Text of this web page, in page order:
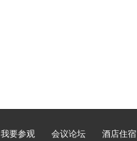
我要参观 会议论坛 酒店住宿